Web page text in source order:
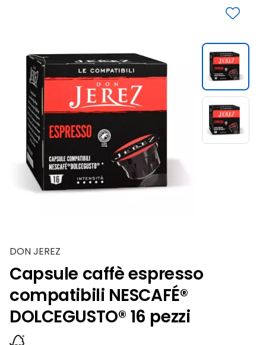
DON JEREZ
Capsule caffè espresso
compatibili NESCAFÉ®
DOLCEGUSTO® 16 pezzi